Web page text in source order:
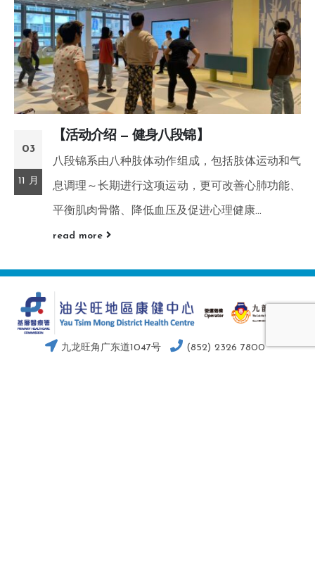
03
11 月
【活动介绍 — 健身八段锦】
八段锦系由八种肢体动作组成，包括肢体运动和气
息调理～长期进行这项运动，更可改善心肺功能、
平衡肌肉骨骼、降低血压及促进心理健康...
read more
九龙旺角广东道1047号 (852) 2326 7800